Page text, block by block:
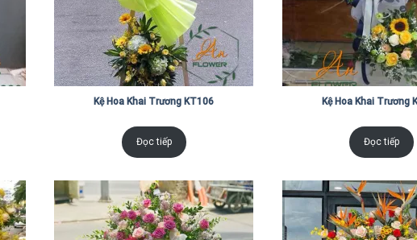
Kệ Hoa Khai Trương KT106
Đọc tiếp
Kệ Hoa Khai Trương
Đọc tiếp